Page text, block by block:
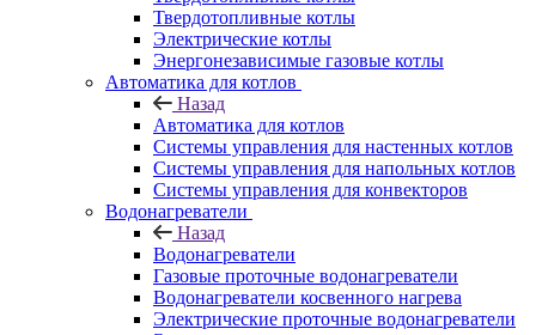
Твердотопливные котлы
Электрические котлы
Энергонезависимые газовые котлы
Автоматика для котлов
Назад
Автоматика для котлов
Системы управления для настенных котлов
Системы управления для напольных котлов
Системы управления для конвекторов
Водонагреватели
Назад
Водонагреватели
Газовые проточные водонагреватели
Водонагреватели косвенного нагрева
Электрические проточные водонагреватели